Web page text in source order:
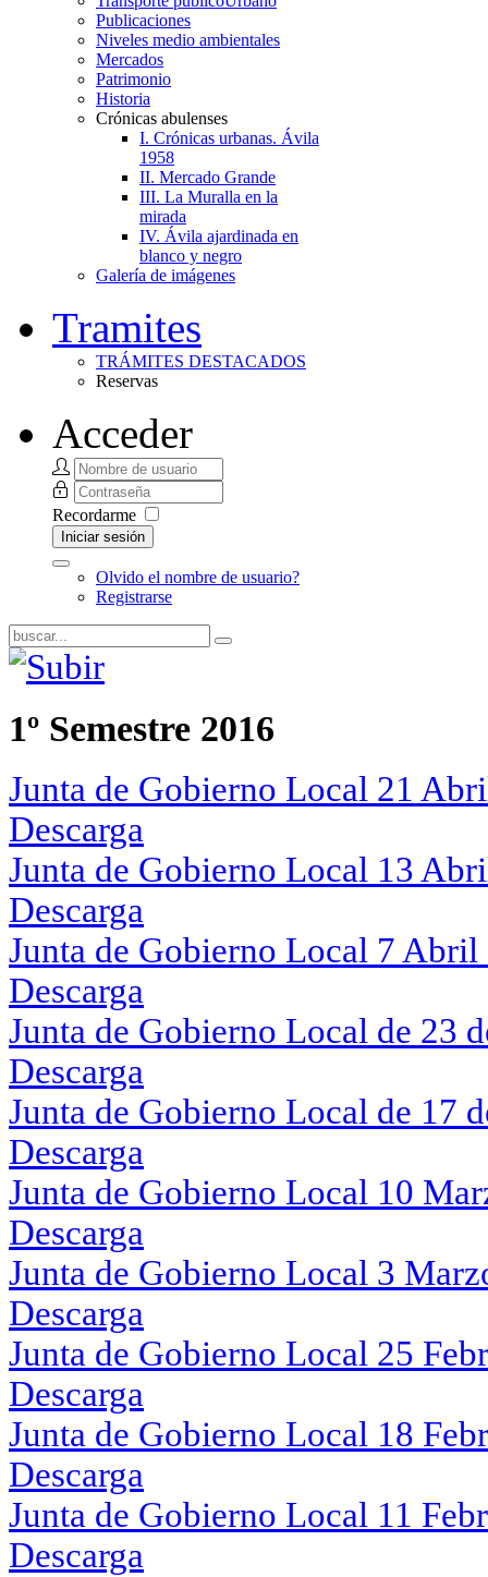
Publicaciones
Niveles medio ambientales
Mercados
Patrimonio
Historia
Crónicas abulenses
I. Crónicas urbanas. Ávila
1958
II. Mercado Grande
III. La Muralla en la
mirada
IV. Ávila ajardinada en
blanco y negro
Galería de imágenes
Tramites
TRÁMITES DESTACADOS
Reservas
Acceder
Recordarme
Iniciar sesión
Olvido el nombre de usuario?
Registrarse
1º Semestre 2016
Junta de Gobierno Local 21
Descarga
Junta de Gobierno Local 13
Descarga
Junta de Gobierno Local 7 Abril
Descarga
Junta de Gobierno Local de 23
Descarga
Junta de Gobierno Local de 17
Descarga
Junta de Gobierno Local 10
Descarga
Junta de Gobierno Local 3
Descarga
Junta de Gobierno Local 25
Descarga
Junta de Gobierno Local 18
Descarga
Junta de Gobierno Local 11
Descarga